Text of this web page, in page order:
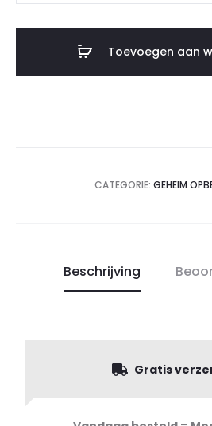
Toevoegen aan
CATEGORIE: GEHEIM
Beschrijving
Gratis